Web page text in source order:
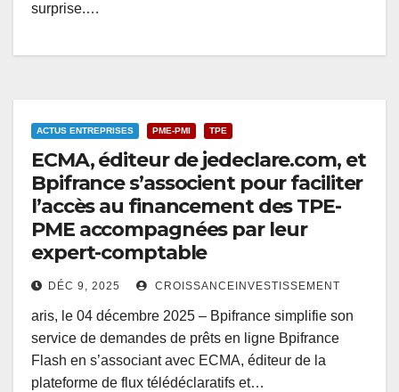
surprise.…
ACTUS ENTREPRISES PME-PMI TPE
ECMA, éditeur de jedeclare.com, et
Bpifrance s’associent pour faciliter
l’accès au financement des TPE-
PME accompagnées par leur
expert-comptable
DÉC 9, 2025 CROISSANCEINVESTISSEMENT
aris, le 04 décembre 2025 – Bpifrance simplifie son
service de demandes de prêts en ligne Bpifrance
Flash en s’associant avec ECMA, éditeur de la
plateforme de flux télédéclaratifs et…